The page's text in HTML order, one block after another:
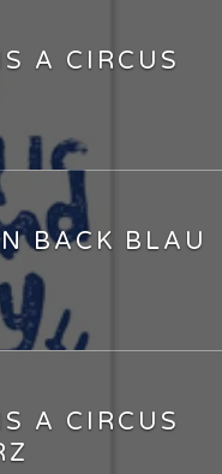
A CIRCUS
BACK BLAU
A CIRCUS